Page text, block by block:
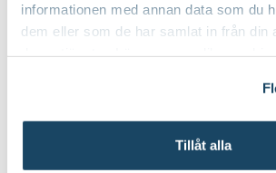
informationen med annan data som du
dem eller som de har samlat in från din
Tillåt alla
20% 20%